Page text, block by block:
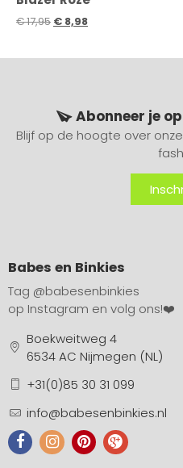
€17,95 € 8,98
Abonneer je
Blijf op de hoogte over
Babes en Binkies
Tag @babesenbinkies
op Instagram en volg ons!❤️
Boekweitweg 4
6534 AC Nijmegen (NL)
+31(0)85 30 31 099
info@babesenbinkies.nl